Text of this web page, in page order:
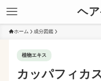
ヘ
ホーム 成分図鑑
植物エキス
カッパフィカ